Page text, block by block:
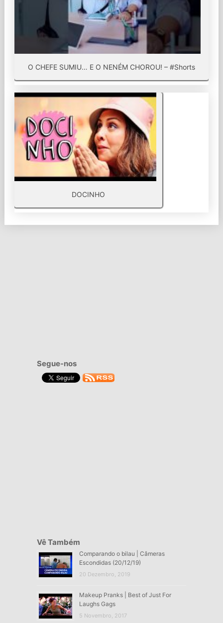
O CHEFE SUMIU… E O NENÉM CHOROU! – #Shorts
DOCINHO
Segue-nos
Vê Também
Comparando o bilau | Câmeras
Escondidas (20/12/19)
20 Dezembro, 2019
Makeup Pranks | Best of Just For
Laughs Gags
5 Novembro, 2017